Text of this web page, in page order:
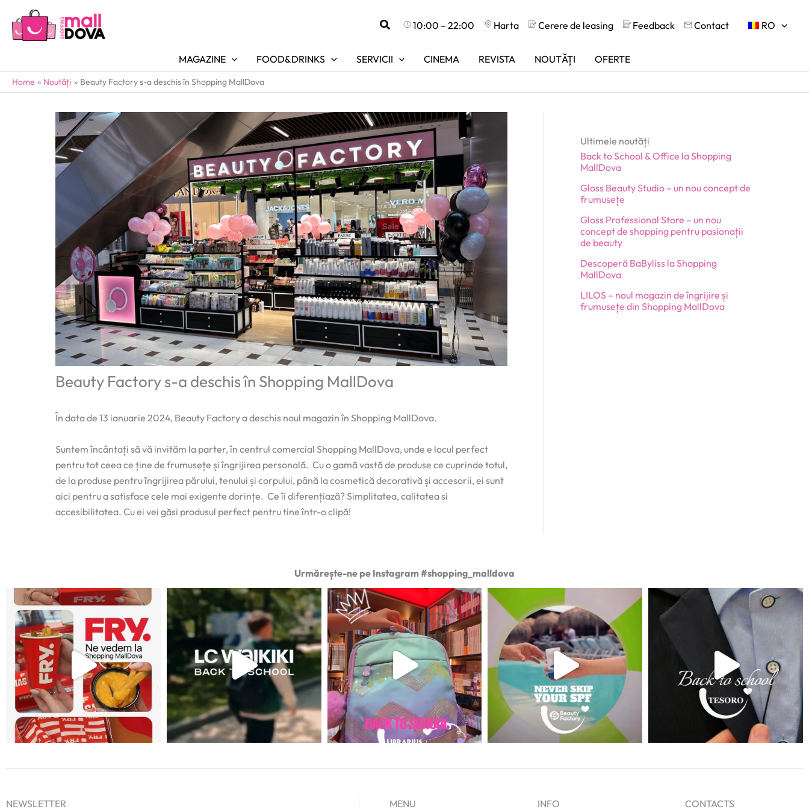
Search10:00 – 22:00 Harta Cerere de leasing Feedback Contact RO
MAGAZINE FOOD&DRINKS SERVICII CINEMA REVISTA NOUTĂȚI OFERTE
Home Noutăți Beauty Factory s-a deschis în Shopping MallDova
Beauty Factory s-a deschis în Shopping MallDova
În data de 13 ianuarie 2024, Beauty Factory a deschis noul magazin în Shopping MallDova.
Suntem încântați să vă invităm la parter, în centrul comercial Shopping MallDova, unde e locul perfect
pentru tot ceea ce ține de frumusețe și îngrijirea personală. Cu o gamă vastă de produse ce cuprinde totul,
de la produse pentru îngrijirea părului, tenului și corpului, până la cosmetică decorativă și accesorii, ei sunt
aici pentru a satisface cele mai exigente dorințe. Ce îi diferențiază? Simplitatea, calitatea si
accesibilitatea. Cu ei vei găsi produsul perfect pentru tine într-o clipă!
Ultimele noutăți
Back to School & Office la Shopping
MallDova
Gloss Beauty Studio – un nou concept de
frumusețe
Gloss Professional Store – un nou
concept de shopping pentru pasionații
de beauty
Descoperă BaByliss la Shopping
MallDova
LILOS – noul magazin de îngrijire și
frumusețe din Shopping MallDova
Urmărește-ne pe Instagram #shopping_malldova
NEWSLETTER MENU INFO CONTACTS